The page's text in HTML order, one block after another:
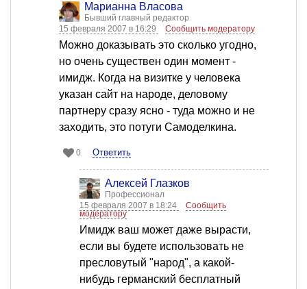
Марианна Власова
Бывший главный редактор
15 февраля 2007 в 16:29
Сообщить модератору
Можно доказывать это сколько угодно,
но очень существен один момент -
имидж. Когда на визитке у человека
указан сайт на народе, деловому
партнеру сразу ясно - туда можно и не
заходить, это потуги Самоделкина.
0 Ответить
Алексей Глазков
Профессионал
15 февраля 2007 в 18:24
Сообщить
модератору
Имидж ваш может даже вырасти,
если вы будете использовать не
пресловутый "народ", а какой-
нибудь германский бесплатный